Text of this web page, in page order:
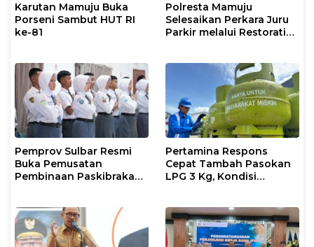
Karutan Mamuju Buka
Porseni Sambut HUT RI
ke-81
Polresta Mamuju
Selesaikan Perkara Juru
Parkir melalui Restorative
Pemprov Sulbar Resmi
Buka Pemusatan
Pembinaan Paskibraka
Pertamina Respons
Cepat Tambah Pasokan
LPG 3 Kg, Kondisi